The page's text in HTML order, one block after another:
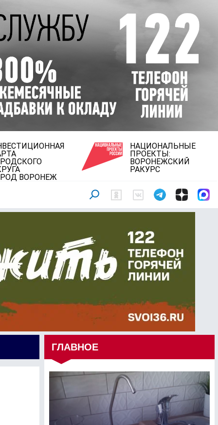
ВОРОНЕЖ
НАЦИОНАЛЬНЫЕ
ПРОЕКТЫ:
ВОРОНЕЖСКИЙ
РАКУРС
ГЛАВНОЕ